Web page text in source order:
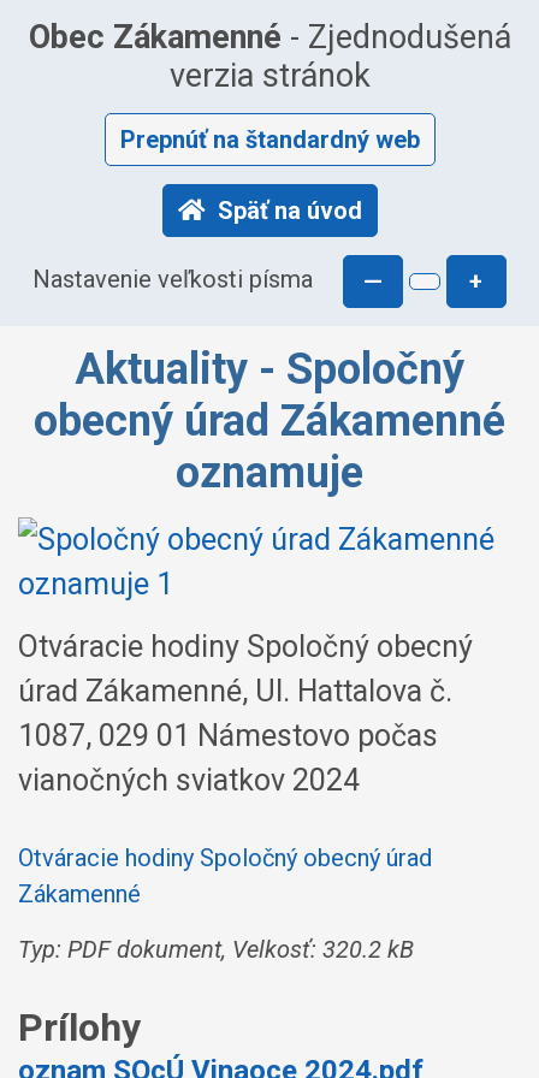
Obec Zákamenné - Zjednodušená
verzia stránok
Prepnúť na štandardný web
Späť na úvod
Nastavenie veľkosti písma — +
Aktuality - Spoločný
obecný úrad Zákamenné
oznamuje
Otváracie hodiny Spoločný obecný
úrad Zákamenné, Ul. Hattalova č.
1087, 029 01 Námestovo počas
vianočných sviatkov 2024
Otváracie hodiny Spoločný obecný úrad
Zákamenné
Typ: PDF dokument, Velkosť: 320.2 kB
Prílohy
oznam SOcÚ Vinaoce 2024.pdf